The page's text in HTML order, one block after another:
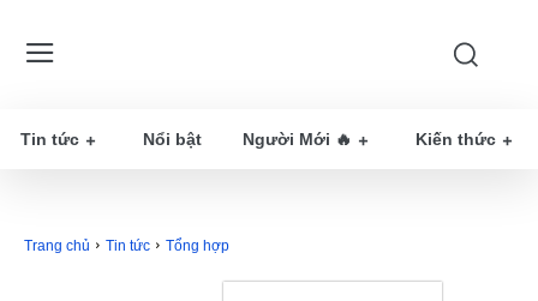
Tin tức Nổi bật Người Mới 🔥 Kiến thức
Trang chủ Tin tức Tổng hợp